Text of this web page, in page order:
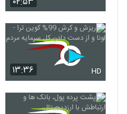
۱۳:۳۶ HD